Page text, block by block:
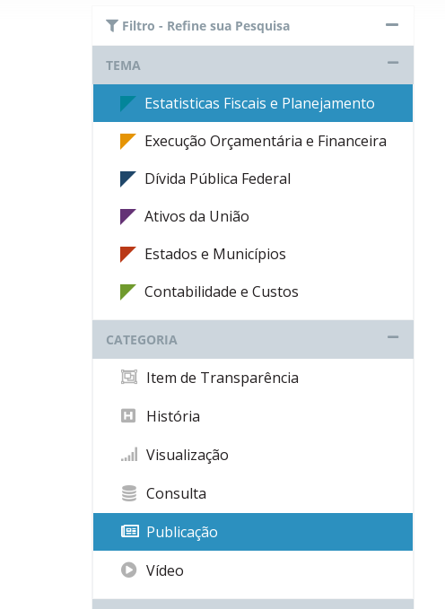
Filtro - Refine sua Pesquisa
TEMA
Estatisticas Fiscais e Planejamento
Execução Orçamentária e Financeira
Dívida Pública Federal
Ativos da União
Estados e Municípios
Contabilidade e Custos
CATEGORIA
Item de Transparência
História
Visualização
Consulta
Publicação
Vídeo